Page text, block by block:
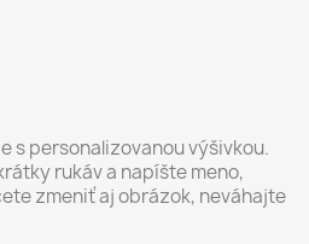
s personalizovanou výšivkou.
rukáv a napíšte meno,
zmeniť aj obrázok, neváhajte